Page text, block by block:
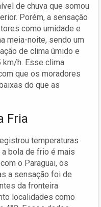
de chuva que somou
Porém, a sensação
como umidade e
meia-noite, sendo um
de clima úmido e
km/h. Esse clima
que os moradores
do que as
Fria
temperaturas
bola de frio é mais
o Paraguai, os
a sensação foi de
da fronteira
localidades como